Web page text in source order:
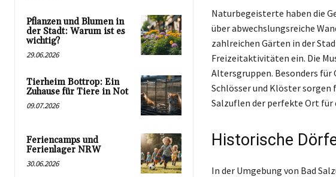
Pflanzen und Blumen in
der Stadt: Warum ist es
wichtig?
29.06.2026
Tierheim Bottrop: Ein
Zuhause für Tiere in Not
09.07.2026
Feriencamps und
Ferienlager NRW
30.06.2026
Naturbegeisterte haben die
über abwechslungsreiche
zahlreichen Gärten in der
Freizeitaktivitäten ein. Die
Altersgruppen. Besonders für
Schlösser und Klöster sorgen
Salzuflen der perfekte Ort für
Historische
In der Umgebung von Bad